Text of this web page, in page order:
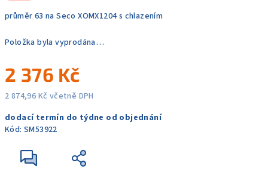
průměr 63 na Seco XOMX1204 s chlazením
Položka byla vyprodána…
2 376 Kč
2 874,96 Kč včetně DPH
cena:
dodací termín do týdne od objednání
Kód: SM53922